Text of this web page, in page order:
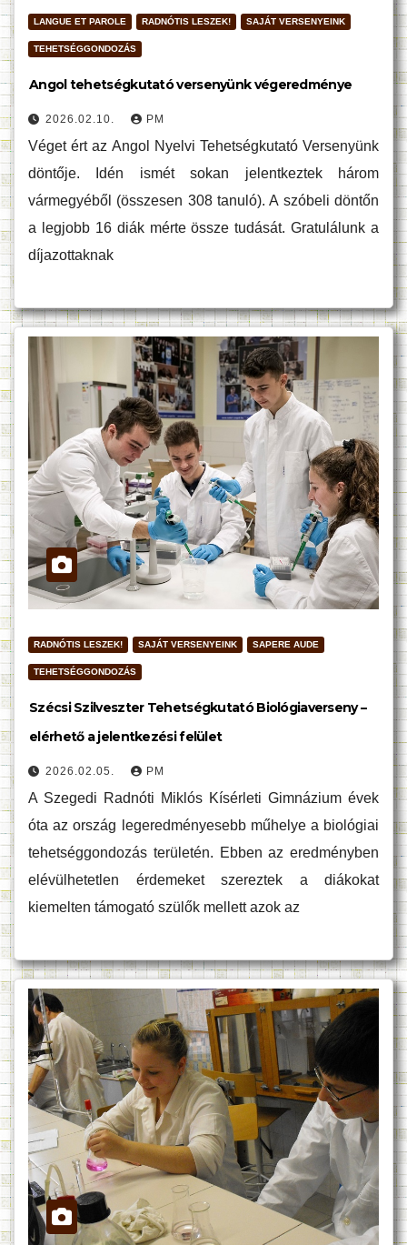
LANGUE ET PAROLE RADNÓTIS LESZEK! SAJÁT VERSENYEINK
TEHETSÉGGONDOZÁS
Angol tehetségkutató versenyünk végeredménye
2026.02.10. PM
Véget ért az Angol Nyelvi Tehetségkutató Versenyünk
döntője. Idén ismét sokan jelentkeztek három
vármegyéből (összesen 308 tanuló). A szóbeli döntőn
a legjobb 16 diák mérte össze tudását. Gratulálunk a
díjazottaknak
RADNÓTIS LESZEK! SAJÁT VERSENYEINK SAPERE AUDE
TEHETSÉGGONDOZÁS
Szécsi Szilveszter Tehetségkutató Biológiaverseny –
elérhető a jelentkezési felület
2026.02.05. PM
A Szegedi Radnóti Miklós Kísérleti Gimnázium évek
óta az ország legeredményesebb műhelye a biológiai
tehetséggondozás területén. Ebben az eredményben
elévülhetetlen érdemeket szereztek a diákokat
kiemelten támogató szülők mellett azok az